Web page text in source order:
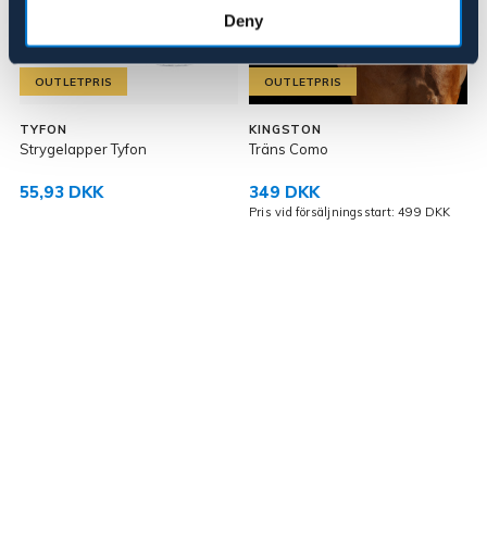
Deny
OUTLETPRIS
TYFON
Strygelapper Tyfon
55,93 DKK
OUTLETPRIS
KINGSTON
Träns Como
349 DKK
Pris vid försäljningsstart: 499 DKK